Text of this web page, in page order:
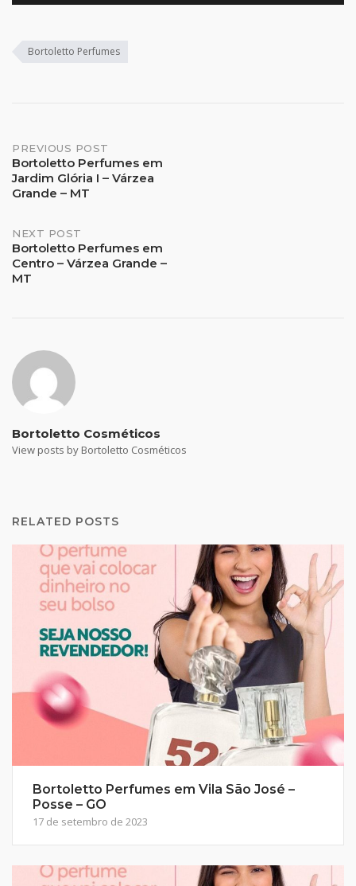
Bortoletto Perfumes
Post
navigation
PREVIOUS POST
Bortoletto Perfumes em
Jardim Glória I – Várzea
Grande – MT
NEXT POST
Bortoletto Perfumes em
Centro – Várzea Grande –
MT
Bortoletto Cosméticos
View posts by Bortoletto Cosméticos
RELATED POSTS
Bortoletto Perfumes em Vila São José –
Posse – GO
17 de setembro de 2023